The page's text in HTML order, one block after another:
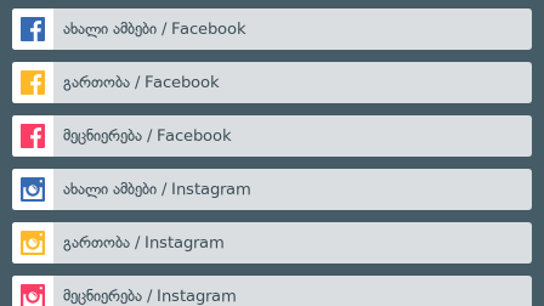
ახალი ამბები / Facebook
გართობა / Facebook
მეცნიერება / Facebook
ახალი ამბები / Instagram
გართობა / Instagram
მეცნიერება / Instagram